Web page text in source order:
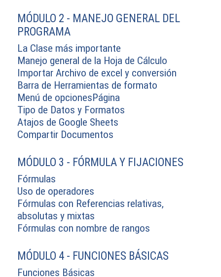
MÓDULO 2 - MANEJO GENERAL DEL
PROGRAMA
La Clase más importante
Manejo general de la Hoja de Cálculo
Importar Archivo de excel y conversión
Barra de Herramientas de formato
Menú de opcionesPágina
Tipo de Datos y Formatos
Atajos de Google Sheets
Compartir Documentos
MÓDULO 3 - FÓRMULA Y FIJACIONES
Fórmulas
Uso de operadores
Fórmulas con Referencias relativas,
absolutas y mixtas
Fórmulas con nombre de rangos
MÓDULO 4 - FUNCIONES BÁSICAS
Funciones Básicas